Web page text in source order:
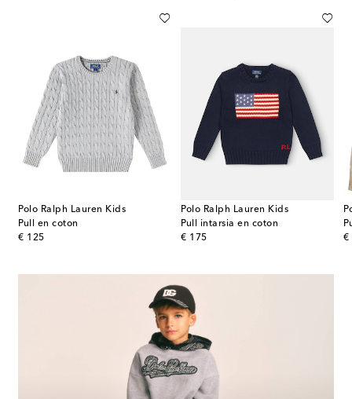
Polo Ralph Lauren Kids
Pull en coton
€ 125
original price
Polo Ralph Lauren Kids
Pull intarsia en coton
€ 175
original price
€